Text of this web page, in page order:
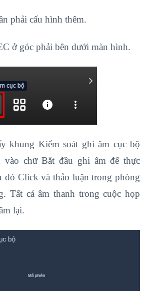
phải cấu hình thêm.
ở góc phải bên dưới màn hình.
khung Kiểm soát ghi âm cục bộ
vào chữ Bắt đầu ghi âm để thực
đó Click và thảo luận trong phòng
Tất cả âm thanh trong cuộc họp
lại.